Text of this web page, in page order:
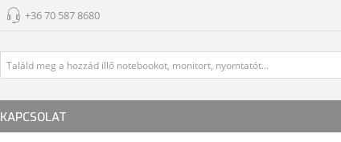
+36 70 587 8680
KAPCSOLAT